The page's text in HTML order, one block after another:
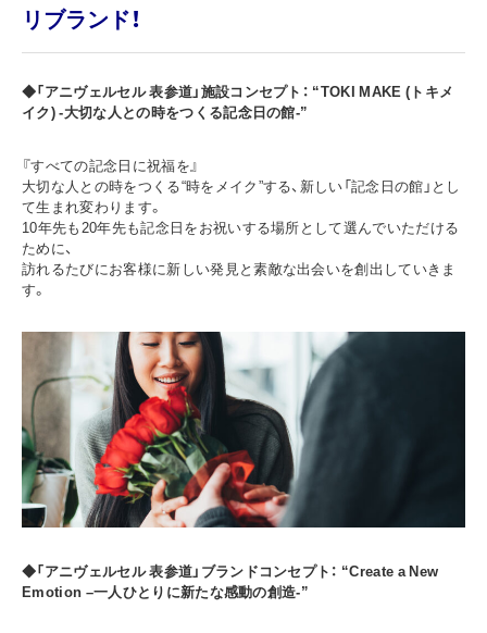
リブランド！
◆「アニヴェルセル 表参道」施設コンセプト： “TOKI MAKE (トキメ
イク) -大切な人との時をつくる記念日の館-”
『すべての記念日に祝福を』
大切な人との時をつくる“時をメイク”する、新しい「記念日の館」とし
て生まれ変わります。
10年先も20年先も記念日をお祝いする場所として選んでいただける
ために、
訪れるたびにお客様に新しい発見と素敵な出会いを創出していきま
す。
◆「アニヴェルセル 表参道」ブランドコンセプト： “Create a New
Emotion –一人ひとりに新たな感動の創造-”